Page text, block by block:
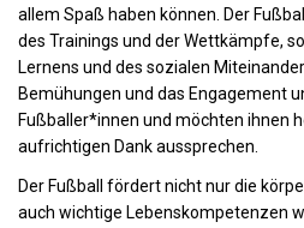
allem Spaß haben können. Der
des Trainings und der Wettkämpfe,
Lernens und des sozialen
Bemühungen und das Engagement
Fußballer*innen und möchten ihnen
aufrichtigen Dank aussprechen.
Der Fußball fördert nicht nur die
auch wichtige Lebenskompetenzen